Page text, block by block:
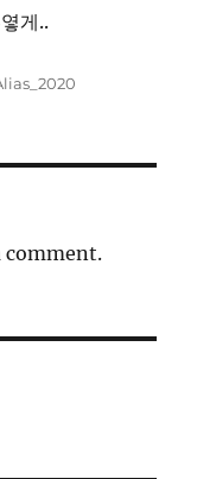
게..
comment.